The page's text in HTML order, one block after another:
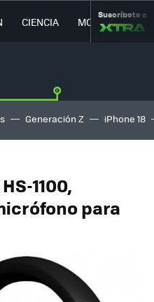
CIENCIA MOVILIDAD
Suscríbete a
Generación Z iPhone 18
1100,
para